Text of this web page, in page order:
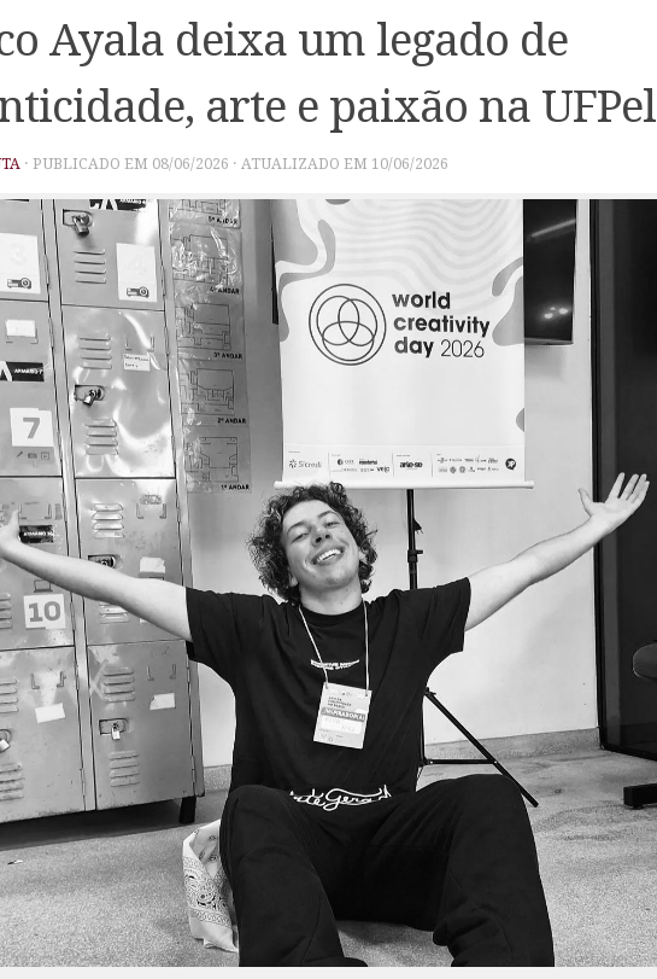
Ayala deixa um legado de
arte e paixão na UFPel
· PUBLICADO EM 08/06/2026 · ATUALIZADO EM 10/06/2026